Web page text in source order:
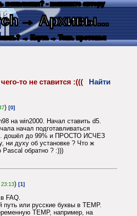
пожелания? - напишите автору
→ Архивы...
→ Карта → Текс. протокол
то не ставится :(((
Найти
) [0]
на win2000. Начал ставить d5.
начал подготавливаться
дошёл до 99% и ПРОСТО ИСЧЕЗ
ни духу об установке ? Что ж
обратно ? :)))
) [1]
FAQ.
или русские буквы в TEMP.
TEMP, например, на